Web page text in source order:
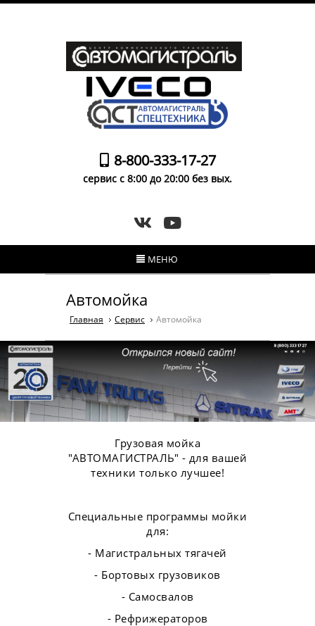
8-800-333-17-27
сервис с 8:00 до 20:00 без вых.
МЕНЮ
Автомойка
Главная Сервис Автомойка
Грузовая мойка
"АВТОМАГИСТРАЛЬ" - для вашей
техники только лучшее!
Специальные программы мойки
для:
- Магистральных тягачей
- Бортовых грузовиков
- Самосвалов
- Рефрижераторов